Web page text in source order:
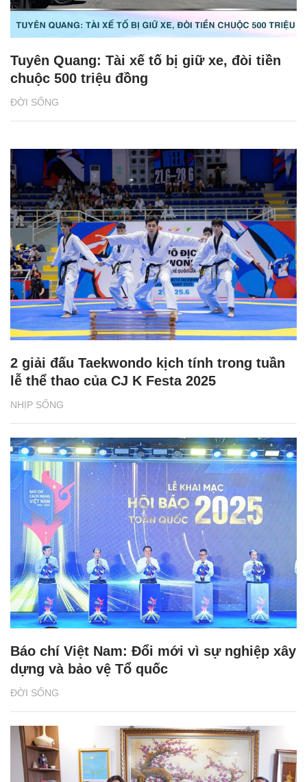
ĐỜI SỐNG
Tuyên Quang: Tài xế tố bị giữ xe, đòi tiền
chuộc 500 triệu đồng
NHỊP SỐNG
2 giải đấu Taekwondo kịch tính trong tuần
lễ thể thao của CJ K Festa 2025
ĐỜI SỐNG
Báo chí Việt Nam: Đổi mới vì sự nghiệp xây
dựng và bảo vệ Tổ quốc